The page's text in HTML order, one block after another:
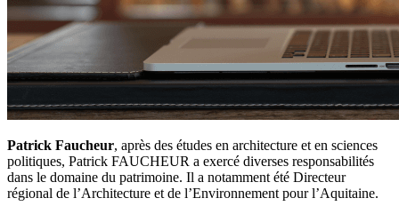
Patrick Faucheur, après des études en architecture et en sciences
politiques, Patrick FAUCHEUR a exercé diverses responsabilités
dans le domaine du patrimoine. Il a notamment été Directeur
régional de l’Architecture et de l’Environnement pour l’Aquitaine.